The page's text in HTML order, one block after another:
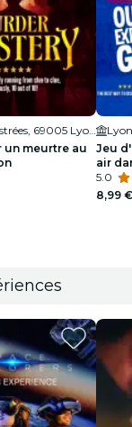
5 Rue des Estrées, 69005 Lyon, France
un meurtre au
Jeu
air
Lyon
5.0
8,99 €